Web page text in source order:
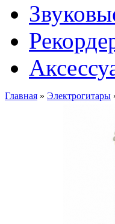
Главная » Электрогитары